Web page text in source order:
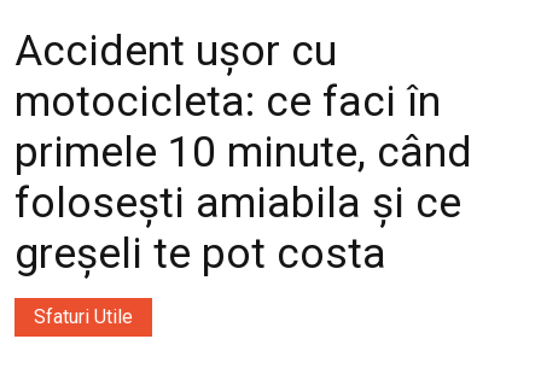
Accident ușor cu
motocicleta: ce faci în
primele 10 minute, când
folosești amiabila și ce
greșeli te pot costa
Sfaturi Utile